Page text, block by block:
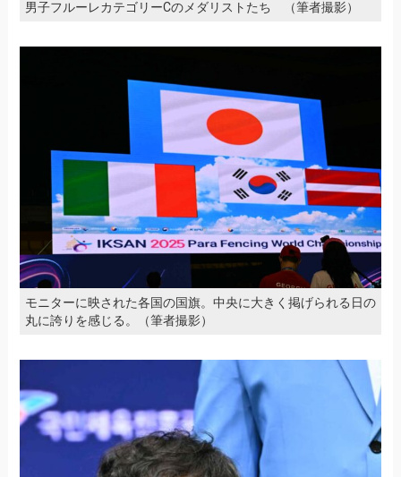
男子フルーレカテゴリーCのメダリストたち （筆者撮影）
モニターに映された各国の国旗。中央に大きく掲げられる日の
丸に誇りを感じる。（筆者撮影）